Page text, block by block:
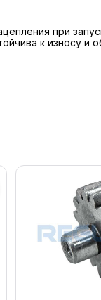
при
к износу